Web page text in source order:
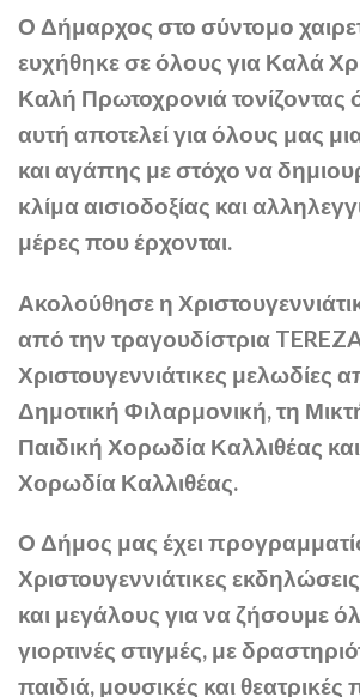
Ο Δήμαρχος στο σύντομο
ευχήθηκε σε όλους για Καλά
Καλή Πρωτοχρονιά τονίζοντας
αυτή αποτελεί για όλους μας
και αγάπης με στόχο να
κλίμα αισιοδοξίας και
μέρες που έρχονται.
Ακολούθησε η
από την τραγουδίστρια
Χριστουγεννιάτικες μελωδίες
Δημοτική Φιλαρμονική, τη
Παιδική Χορωδία Καλλιθέας
Χορωδία Καλλιθέας.
Ο Δήμος μας έχει
Χριστουγεννιάτικες
και μεγάλους για να ζήσουμε
γιορτινές στιγμές, με
παιδιά, μουσικές και θεατρικές